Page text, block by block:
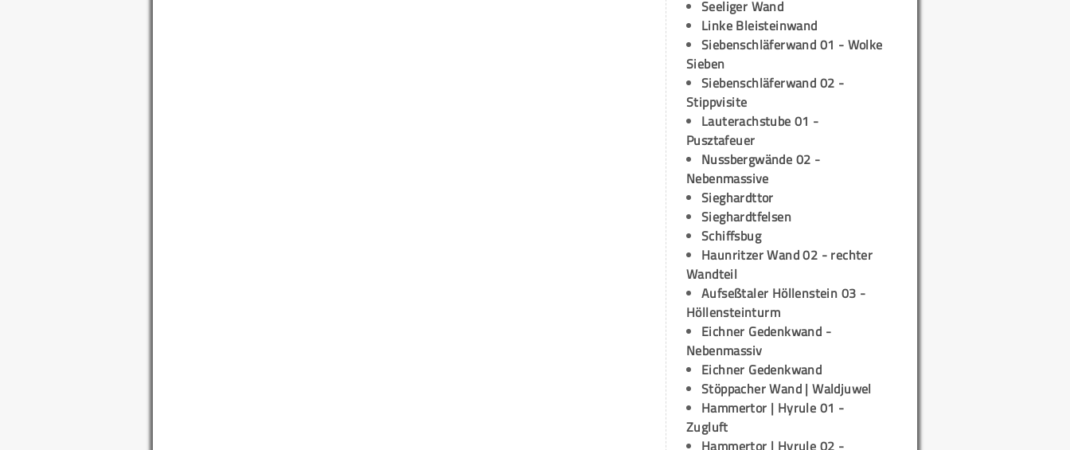
Seeliger Wand
Linke Bleisteinwand
Siebenschläferwand 01 - Wolke
Sieben
Siebenschläferwand 02 -
Stippvisite
Lauterachstube 01 -
Pusztafeuer
Nussbergwände 02 -
Nebenmassive
Sieghardttor
Sieghardtfelsen
Schiffsbug
Haunritzer Wand 02 - rechter
Wandteil
Aufseßtaler Höllenstein 03 -
Höllensteinturm
Eichner Gedenkwand -
Nebenmassiv
Eichner Gedenkwand
Stöppacher Wand | Waldjuwel
Hammertor | Hyrule 01 -
Zugluft